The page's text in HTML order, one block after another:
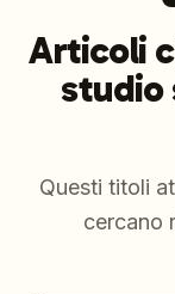
Articoli
studio
Questi titoli
cercano